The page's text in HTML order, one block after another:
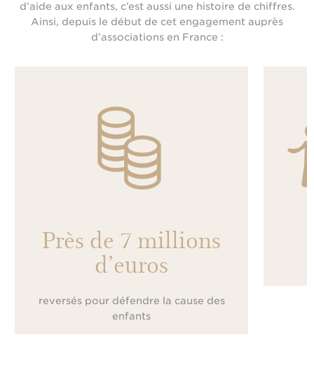
d’aide aux enfants, c’est aussi une histoire de chiffres.
Ainsi, depuis le début de cet engagement auprès
d’associations en France :
Près de 7 millions
d’euros
reversés pour défendre la cause des
enfants